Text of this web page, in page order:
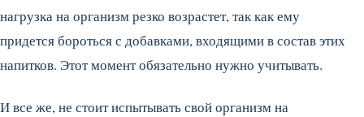
нагрузка на организм резко возрастет, так как ему
придется бороться с добавками, входящими в состав этих
напитков. Этот момент обязательно нужно учитывать.
И все же, не стоит испытывать свой организм на